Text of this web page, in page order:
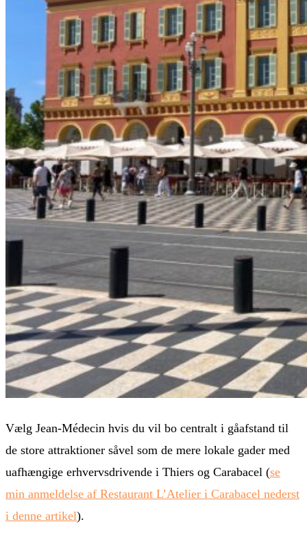
Vælg Jean-Médecin hvis du vil bo centralt i gåafstand til
de store attraktioner såvel som de mere lokale gader med
uafhængige erhvervsdrivende i Thiers og Carabacel (se
min anmeldelse af Restaurant L’Atelier i Carabacel nederst
i denne artikel).